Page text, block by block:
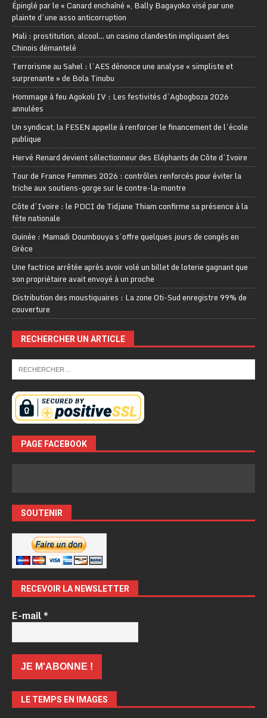
Épinglé par le « Canard enchaîné », Bally Bagayoko visé par une
plainte d’une asso anticorruption
Mali : prostitution, alcool… un casino clandestin impliquant des
Chinois démantelé
Terrorisme au Sahel : l’AES dénonce une analyse « simpliste et
surprenante » de Bola Tinubu
Hommage à feu Agokoli IV : Les festivités d’Agbogboza 2026
annulées
Un syndicat, la FESEN appelle à renforcer le financement de l’école
publique
Hervé Renard devient sélectionneur des Eléphants de Côte d’Ivoire
Tour de France Femmes 2026 : contrôles renforcés pour éviter la
triche aux soutiens-gorge sur le contre-la-montre
Côte d’Ivoire : le PDCI de Tidjane Thiam confirme sa présence à la
fête nationale
Guinée : Mamadi Doumbouya s’offre quelques jours de congés en
Grèce
Une factrice arrêtée après avoir volé un billet de loterie gagnant que
son propriétaire avait envoyé à un proche
Distribution des moustiquaires : La zone Oti-Sud enregistre 99% de
couverture
RECHERCHER UN ARTICLE
PAGE FACEBOOK
SOUTENIR
RECEVOIR LA NEWSLETTER
E-mail*
LE TEMPS EN IMAGES